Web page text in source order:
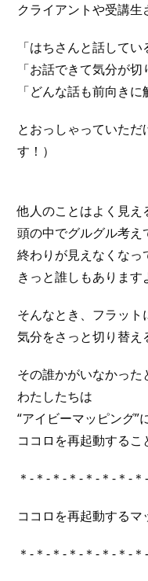
クライアントや受講生
「はちさんと話してい
「お話できて気分が切
「どんな話も前向き
とおっしゃっていた
す！）
他人のことはよく見え
頭の中でグルグル考え
終わりが見えなくなっ
きっと誰しもあります
そんなとき、フラッ
気分をさっと切り替え
その誰かがいなかった
わたしたちは
“アイビーマッピング”
ココロを再起動するこ
＊-＊-＊-＊-＊-＊-＊-
ココロを再起動するマ
＊-＊-＊-＊-＊-＊-＊-